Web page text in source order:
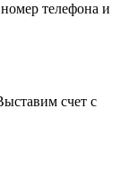
телефона и
счет с